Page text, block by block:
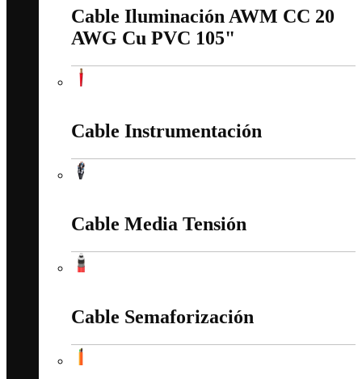
Cable Iluminación AWM CC 20
AWG Cu PVC 105"
Cable Instrumentación
Cable Media Tensión
Cable Semaforización